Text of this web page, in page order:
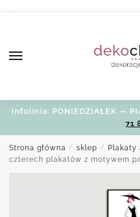
Infolinia: PONIEDZIAŁEK —
71
Strona główna / sklep / Plakaty
czterech plakatów z motywem